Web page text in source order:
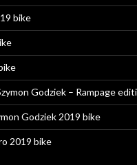
bike
Godziek – Rampage
Godziek 2019 bike
2019 bike